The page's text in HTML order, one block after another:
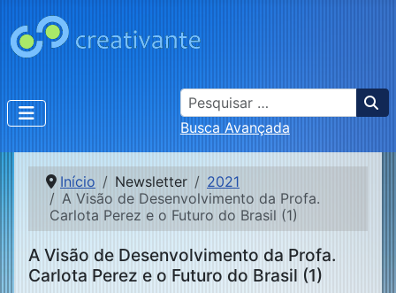
Busca
Busca Avançada
Início Newsletter
2021
A Visão de Desenvolvimento da Profa.
Carlota Perez e o Futuro do Brasil (1)
A Visão de Desenvolvimento da Profa.
Carlota Perez e o Futuro do Brasil (1)